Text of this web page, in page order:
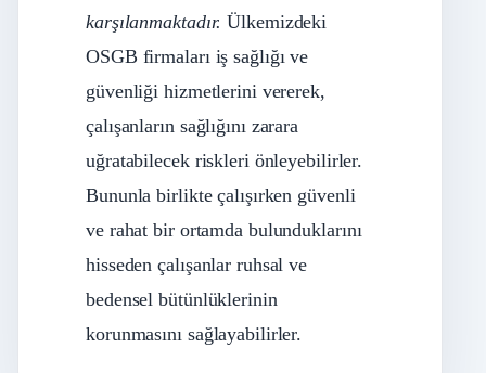
karşılanmaktadır. Ülkemizdeki
OSGB firmaları iş sağlığı ve
güvenliği hizmetlerini vererek,
çalışanların sağlığını zarara
uğratabilecek riskleri önleyebilirler.
Bununla birlikte çalışırken güvenli
ve rahat bir ortamda bulunduklarını
hisseden çalışanlar ruhsal ve
bedensel bütünlüklerinin
korunmasını sağlayabilirler.